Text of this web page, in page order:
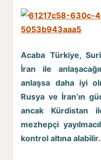
Acaba Türkiye,
İran ile
anlaşsa daha iyi
Rusya ve İran’ın
ancak Kürdistan
mezhepçi
kontrol altına alabilir.